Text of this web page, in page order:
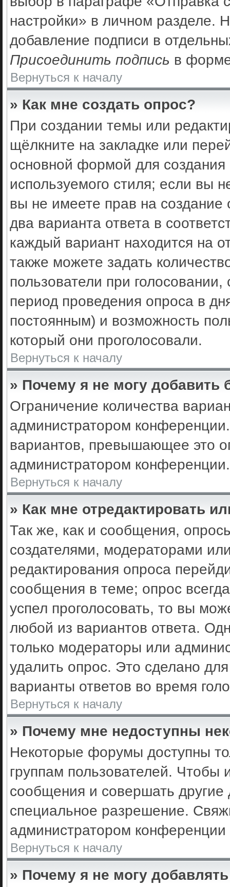
настройки» в личном разделе.
добавление подписи в
Присоединить подпись в
Вернуться к началу
» Как мне создать опрос?
При создании темы или
щёлкните на закладке или
основной формой для
используемого стиля; если вы
вы не имеете прав на
два варианта ответа в
каждый вариант находится на
также можете задать
пользователи при
период проведения опроса в
постоянным) и возможность
который они проголосовали.
Вернуться к началу
» Почему я не могу добавить
Ограничение количества
администратором
вариантов, превышающее это
администратором конференции.
Вернуться к началу
» Как мне отредактировать
Так же, как и сообщения,
создателями, модераторами
редактирования опроса
сообщения в теме; опрос
успел проголосовать, то вы
любой из вариантов ответа.
только модераторы или
удалить опрос. Это сделано
варианты ответов во время
Вернуться к началу
» Почему мне недоступны
Некоторые форумы доступны
группам пользователей. Чтобы
сообщения и совершать
специальное разрешение.
администратором
Вернуться к началу
» Почему я не могу